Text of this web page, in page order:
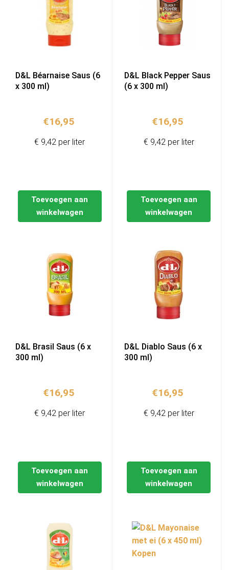
D&L Béarnaise Saus (6
x 300 ml)
€16,95
Toevoegen aan
winkelwagen
€ 9,42 per liter
D&L Black Pepper Saus
(6 x 300 ml)
€16,95
Toevoegen aan
winkelwagen
€ 9,42 per liter
D&L Brasil Saus (6 x
300 ml)
€16,95
Toevoegen aan
winkelwagen
€ 9,42 per liter
D&L Diablo Saus (6 x
300 ml)
€16,95
Toevoegen aan
winkelwagen
€ 9,42 per liter